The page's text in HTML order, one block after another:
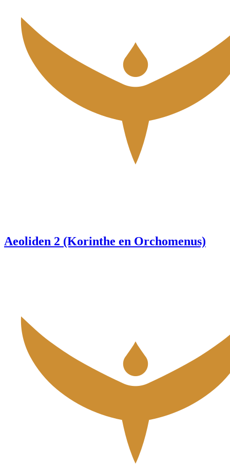
Aeoliden 2 (Korinthe en Orchomenus)